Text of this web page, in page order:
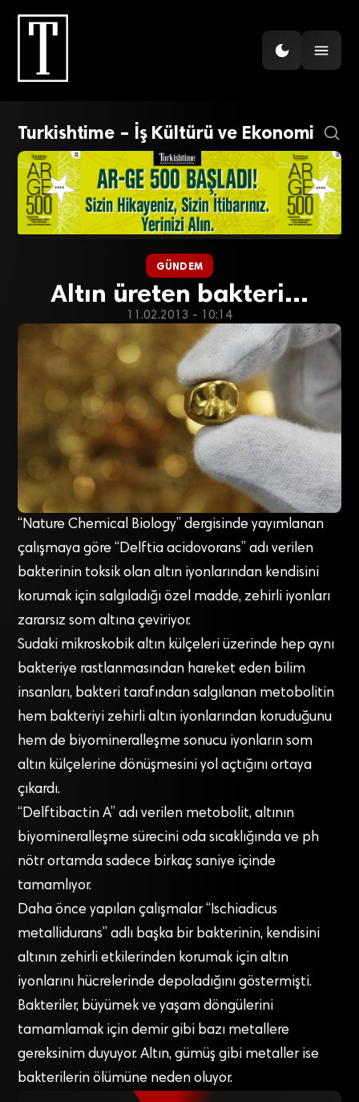
Turkishtime – İş Kültürü ve Ekonomi
GÜNDEM
Altın üreten bakteri…
11.02.2013 - 10:14
“Nature Chemical Biology” dergisinde yayımlanan
çalışmaya göre “Delftia acidovorans” adı verilen
bakterinin toksik olan altın iyonlarından kendisini
korumak için salgıladığı özel madde, zehirli iyonları
zararsız som altına çeviriyor.
Sudaki mikroskobik altın külçeleri üzerinde hep aynı
bakteriye rastlanmasından hareket eden bilim
insanları, bakteri tarafından salgılanan metobolitin
hem bakteriyi zehirli altın iyonlarından koruduğunu
hem de biyomineralleşme sonucu iyonların som
altın külçelerine dönüşmesini yol açtığını ortaya
çıkardı.
“Delftibactin A” adı verilen metobolit, altının
biyomineralleşme sürecini oda sıcaklığında ve ph
nötr ortamda sadece birkaç saniye içinde
tamamlıyor.
Daha önce yapılan çalışmalar “Ischiadicus
metallidurans” adlı başka bir bakterinin, kendisini
altının zehirli etkilerinden korumak için altın
iyonlarını hücrelerinde depoladığını göstermişti.
Bakteriler, büyümek ve yaşam döngülerini
tamamlamak için demir gibi bazı metallere
gereksinim duyuyor. Altın, gümüş gibi metaller ise
bakterilerin ölümüne neden oluyor.